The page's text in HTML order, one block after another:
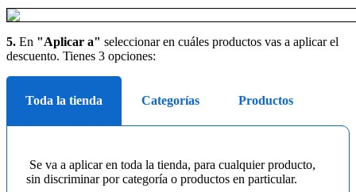
5. En "Aplicar a" seleccionar en cuáles productos vas a aplicar el
descuento. Tienes 3 opciones:
Toda la tienda Categorías Productos
Se va a aplicar en toda la tienda, para cualquier producto,
sin discriminar por categoría o productos en particular.